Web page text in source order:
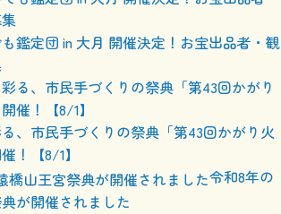
鑑定団 in 大月 開催決定！お宝出品者・観
、市民手づくりの祭典「第43回かがり火
！【8/1】
令和8年の
が開催されました